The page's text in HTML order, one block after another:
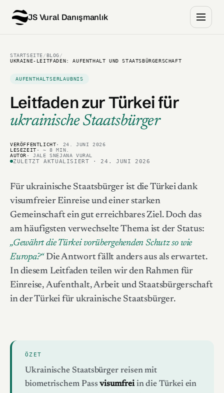
JS Vural Danışmanlık
STARTSEITE /BLOG /
UKRAINE-LEITFADEN: AUFENTHALT UND STAATSBÜRGERSCHAFT
AUFENTHALTSERLAUBNIS
Leitfaden zur Türkeifür
ukrainische Staatsbürger
VERÖFFENTLICHT· 24. JUNI 2026
LESEZEIT · ~ 8 MIN.
AUTOR · JALE SNEJANA VURAL
ZULETZT AKTUALISIERT · 24. JUNI 2026
Für ukrainische Staatsbürger ist die Türkei dank
visumfreier Einreise und einer starken
Gemeinschaft ein gut erreichbares Ziel. Doch das
am häufigsten verwechselte Thema ist der Status:
„Gewährt die Türkei vorübergehenden Schutz so wie
Europa?“Die Antwort fällt anders aus als erwartet.
In diesem Leitfaden teilen wir den Rahmen für
Einreise, Aufenthalt, Arbeit und Staatsbürgerschaft
in der Türkei für ukrainische Staatsbürger.
ÖZET
Ukrainische Staatsbürger reisen mit
biometrischem Passvisumfreiin die Türkei ein